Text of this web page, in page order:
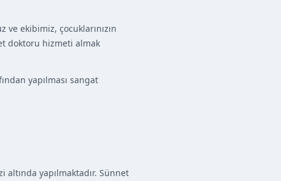
ekibimiz, çocuklarınızın
doktoru hizmeti almak
yapılması sangat
yapılmaktadır. Sünnet